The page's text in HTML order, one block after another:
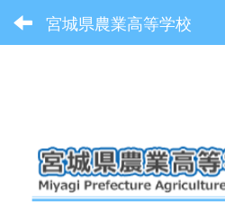
宮城県農業高等学校